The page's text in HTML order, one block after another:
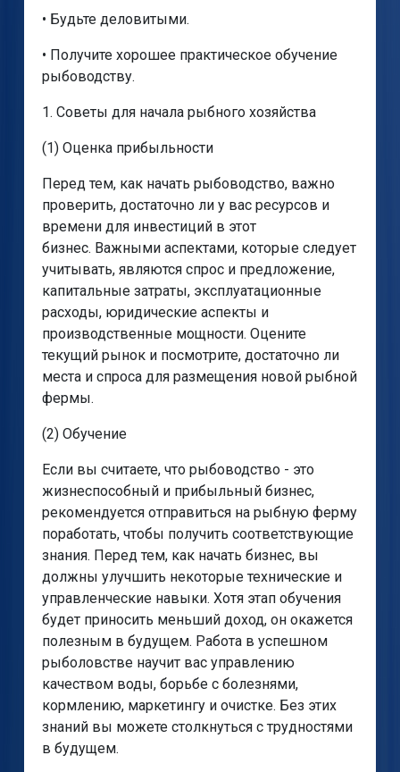
• Будьте деловитыми.
• Получите хорошее практическое обучение
рыбоводству.
1. Советы для начала рыбного хозяйства
(1) Оценка прибыльности
Перед тем, как начать рыбоводство, важно
проверить, достаточно ли у вас ресурсов и
времени для инвестиций в этот
бизнес. Важными аспектами, которые следует
учитывать, являются спрос и предложение,
капитальные затраты, эксплуатационные
расходы, юридические аспекты и
производственные мощности. Оцените
текущий рынок и посмотрите, достаточно ли
места и спроса для размещения новой рыбной
фермы.
(2) Обучение
Если вы считаете, что рыбоводство - это
жизнеспособный и прибыльный бизнес,
рекомендуется отправиться на рыбную ферму
поработать, чтобы получить соответствующие
знания. Перед тем, как начать бизнес, вы
должны улучшить некоторые технические и
управленческие навыки. Хотя этап обучения
будет приносить меньший доход, он окажется
полезным в будущем. Работа в успешном
рыболовстве научит вас управлению
качеством воды, борьбе с болезнями,
кормлению, маркетингу и очистке. Без этих
знаний вы можете столкнуться с трудностями
в будущем.